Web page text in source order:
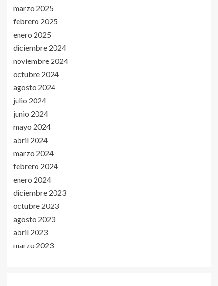
marzo 2025
febrero 2025
enero 2025
diciembre 2024
noviembre 2024
octubre 2024
agosto 2024
julio 2024
junio 2024
mayo 2024
abril 2024
marzo 2024
febrero 2024
enero 2024
diciembre 2023
octubre 2023
agosto 2023
abril 2023
marzo 2023